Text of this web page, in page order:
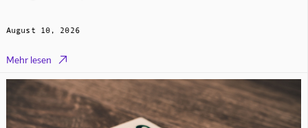
August 10, 2026
Mehr lesen 